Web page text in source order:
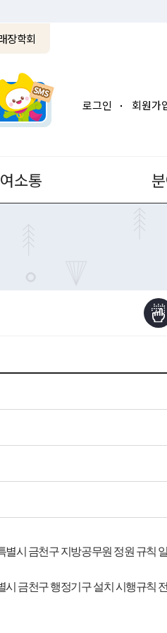
장학회
로그인 회원가
소통
시 금천구 지방공무원 정원 규칙
금천구 행정기구 설치 시행규칙